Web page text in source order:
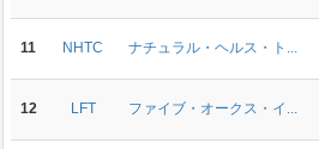
11 NHTC ナチュラル・ヘルス・ト...
12 LFT ファイブ・オークス・イ...